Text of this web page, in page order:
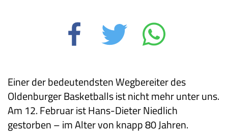
Einer der bedeutendsten Wegbereiter des
Oldenburger Basketballs ist nicht mehr unter uns.
Am 12. Februar ist Hans-Dieter Niedlich
gestorben – im Alter von knapp 80 Jahren.